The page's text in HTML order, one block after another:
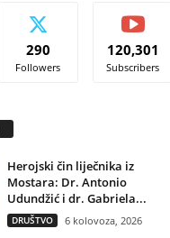
290
Followers
120,301
Subscribers
Herojski čin liječnika iz
Mostara: Dr. Antonio
Udundžić i dr. Gabriela...
DRUŠTVO 6 kolovoza, 2026